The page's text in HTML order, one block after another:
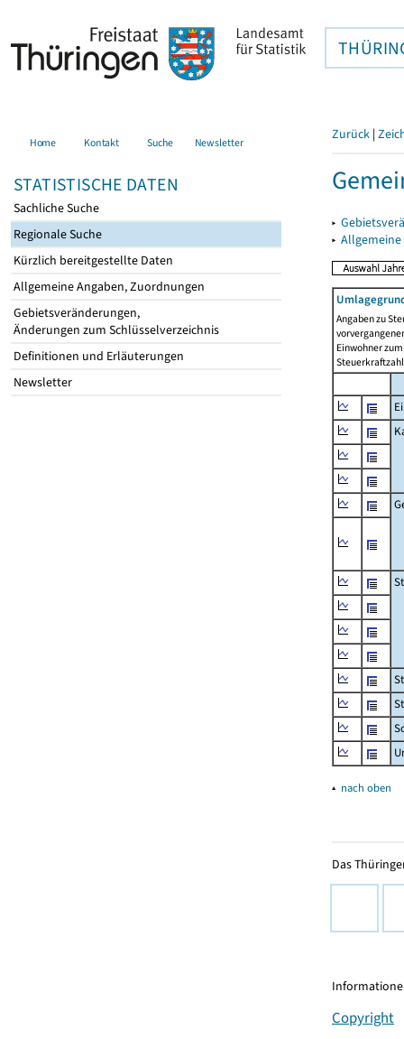
Home Kontakt Suche Newsletter
STATISTISCHE DATEN
Sachliche Suche
Regionale Suche
Kürzlich bereitgestellte Daten
Allgemeine Angaben, Zuordnungen
Gebietsveränderungen,
Änderungen zum Schlüsselverzeichnis
Definitionen und Erläuterungen
Newsletter
Zurück |
▸
▸
Angaben zu
Einwohner
▴ nach oben
Das
Copyright